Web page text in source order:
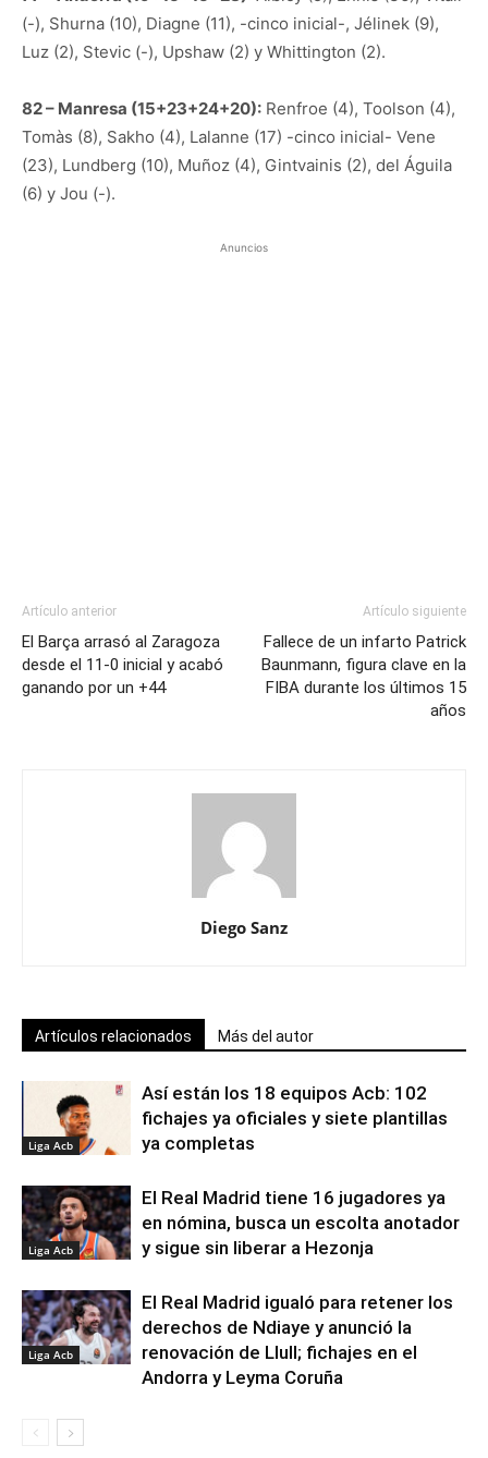
(-), Shurna (10), Diagne (11), -cinco inicial-, Jélinek (9),
Luz (2), Stevic (-), Upshaw (2) y Whittington (2).
82 – Manresa (15+23+24+20): Renfroe (4), Toolson (4),
Tomàs (8), Sakho (4), Lalanne (17) -cinco inicial- Vene
(23), Lundberg (10), Muñoz (4), Gintvainis (2), del Águila
(6) y Jou (-).
Anuncios
Artículo anterior
El Barça arrasó al Zaragoza
desde el 11-0 inicial y acabó
ganando por un +44
Artículo siguiente
Fallece de un infarto Patrick
Baunmann, figura clave en la
FIBA durante los últimos 15
años
Diego Sanz
Artículos relacionados Más del autor
Liga Acb
Así están los 18 equipos Acb: 102
fichajes ya oficiales y siete plantillas
ya completas
Liga Acb
El Real Madrid tiene 16 jugadores ya
en nómina, busca un escolta anotador
y sigue sin liberar a Hezonja
Liga Acb
El Real Madrid igualó para retener los
derechos de Ndiaye y anunció la
renovación de Llull; fichajes en el
Andorra y Leyma Coruña